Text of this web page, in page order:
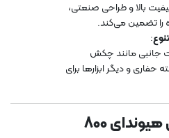
بالا و طراحی صنعتی،
را تضمین می‌کند.
:
جانبی مانند چکش
حفاری و دیگر ابزارها برای
800